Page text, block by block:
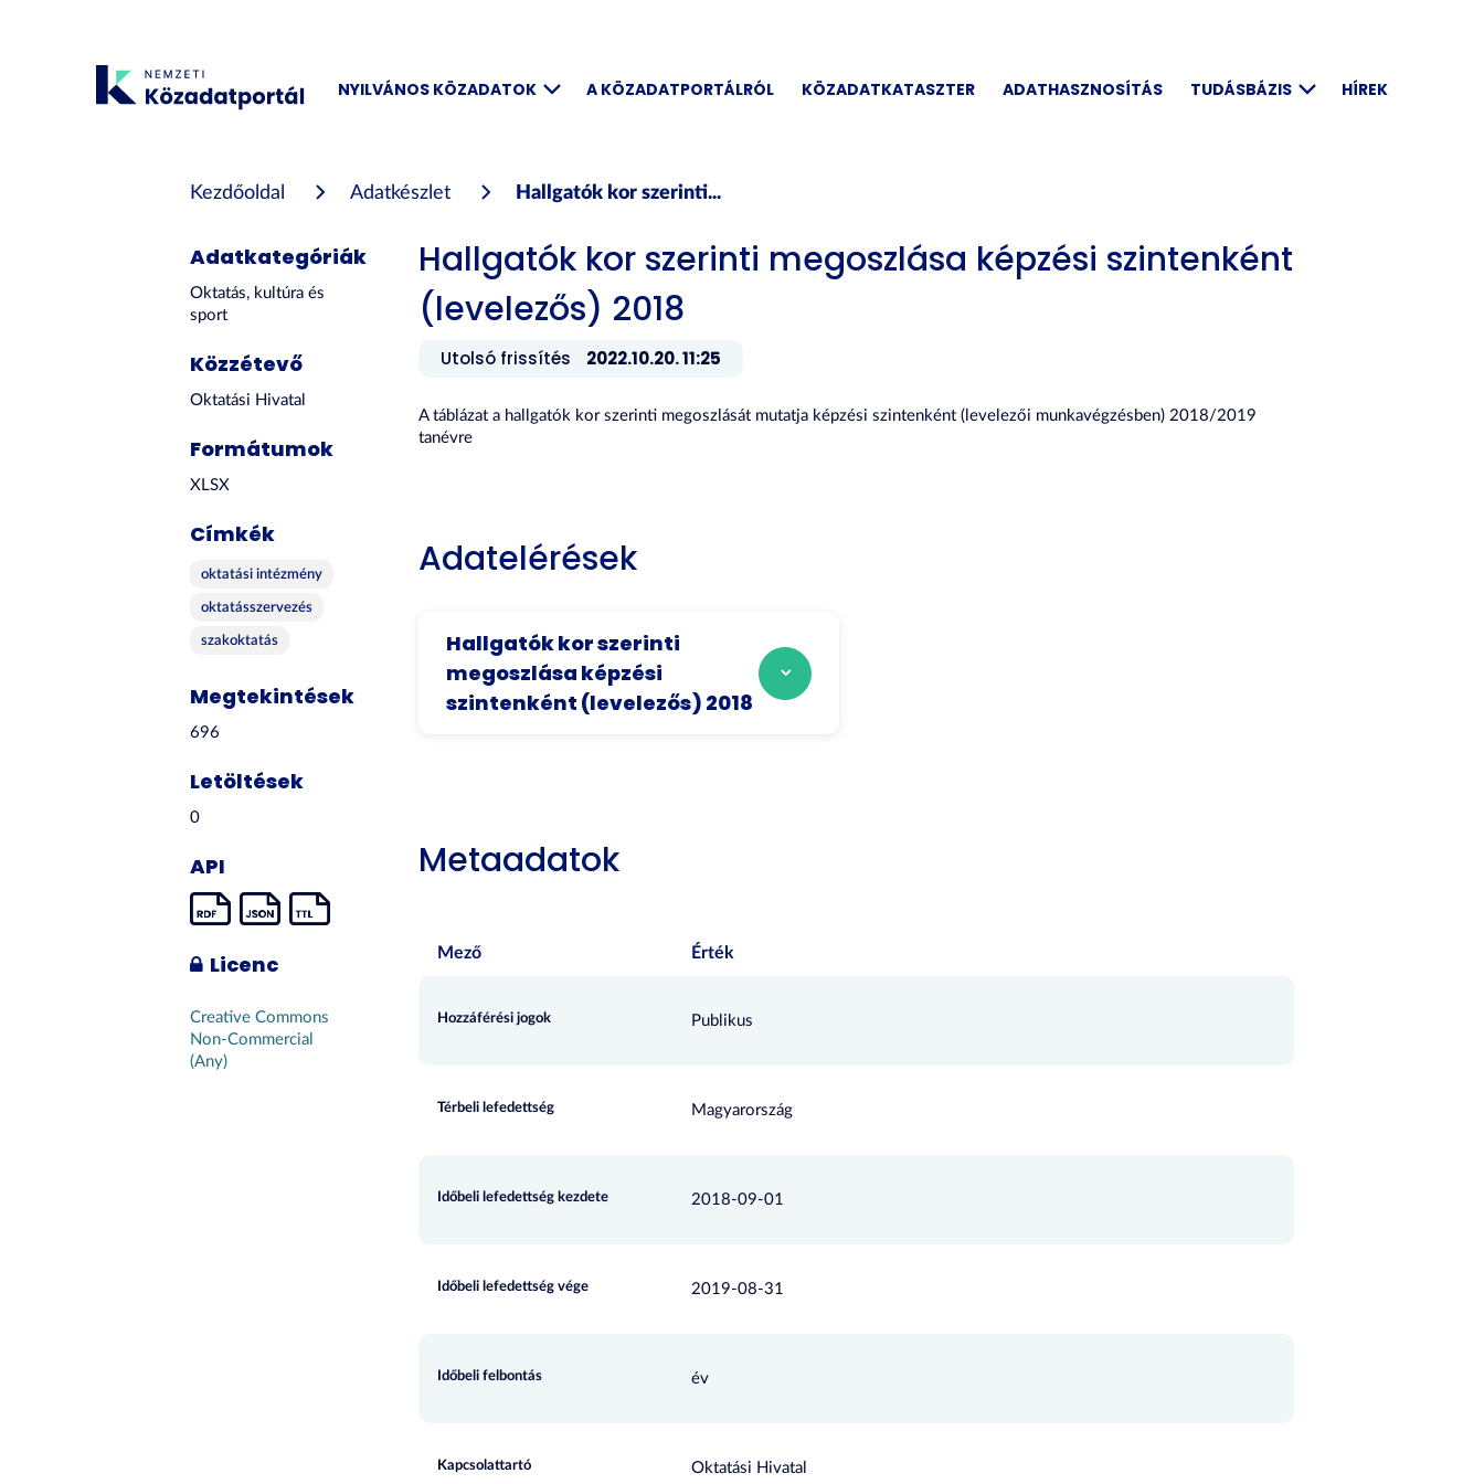
NYILVÁNOS KÖZADATOK A KÖZADATPORTÁLRÓL KÖZADATKATASZTER ADATHASZNOSÍTÁS TUDÁSBÁZIS HÍREK
Kezdőoldal Adatkészlet Hallgatók kor szerinti...
Adatkategóriák
Oktatás, kultúra és
sport
Közzétevő
Oktatási Hivatal
Formátumok
XLSX
Címkék
oktatási intézmény
oktatásszervezés
szakoktatás
Megtekintések
696
Letöltések
0
API
Licenc
Creative Commons
Non-Commercial
(Any)
Hallgatók kor szerinti megoszlása képzési szintenként
(levelezős) 2018
Utolsó frissítés 2022.10.20. 11:25
A táblázat a hallgatók kor szerinti megoszlását mutatja képzési szintenként (levelezői munkavégzésben) 2018/2019
tanévre
Adatelérések
Hallgatók kor szerinti
megoszlása képzési
szintenként (levelezős) 2018
Metaadatok
Mező Érték
Hozzáférési jogok Publikus
Térbeli lefedettség Magyarország
Időbeli lefedettség kezdete 2018-09-01
Időbeli lefedettség vége 2019-08-31
Időbeli felbontás év
Kapcsolattartó Oktatási Hivatal